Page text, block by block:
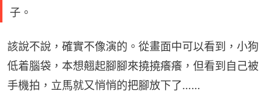
子。
該說不說，確實不像演的。從畫面中可以看到，小狗
低着腦袋，本想翹起腳腳來撓撓癢癢，但看到自己被
手機拍，立馬就又悄悄的把腳放下了……